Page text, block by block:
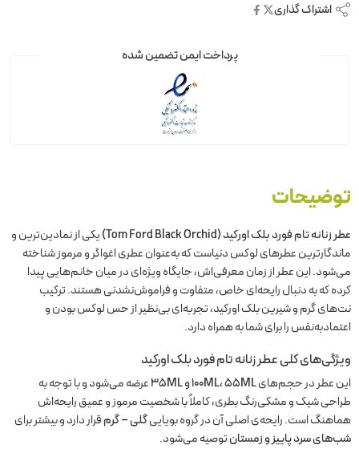
اشتراک گذاری
پرداخت ایمن تضمین شده
توضیحات
عطر زنانه تام فورد بلک اورکید (Tom Ford Black Orchid)
یکی از نمادین‌ترین و
ماندگارترین عطرهای لوکس دنیاست که به‌عنوان عطری اغواگر و مرموز شناخته
می‌شود. این عطر از زمان معرفی‌اش، جایگاه ویژه‌ای در میان خانم‌هایی پیدا
کرده که به دنبال رایحه‌ای خاص، متفاوت و فراموش‌نشدنی هستند. ترکیب
نت‌های گرم و شیرین بلک اورکید، تجربه‌ای بی‌نظیر از حس لوکس بودن و
اعتمادبه‌نفس را برای شما به همراه دارد.
ویژگی‌های کلی عطر زنانه تام فورد بلک اورکید
این عطر در حجم‌های100ML، 55ML و 35ML
عرضه می‌شود و با توجه به
طراحی شیک و مشکی‌رنگ بطری، کاملاً با شخصیت مرموز و عمیق رایحه‌اش
هماهنگ است. رایحه‌ی اصلی آن در گروه بویاییگلی – گرمقرار دارد و بیشتر برای
شب‌های سرد پاییز و زمستانتوصیه می‌شود.